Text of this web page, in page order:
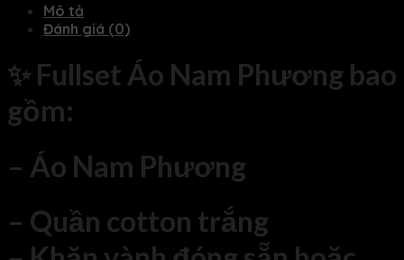
Mô tả
Đánh giá (0)
✨ Fullset Áo Nam Phương bao
gồm:
– Áo Nam Phương
– Quần cotton trắng